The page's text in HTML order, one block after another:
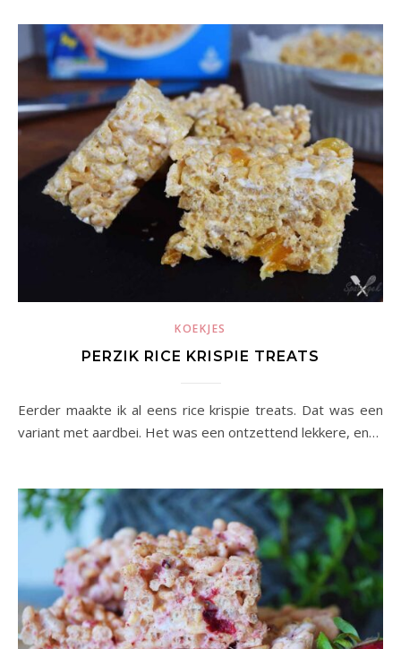
KOEKJES
PERZIK RICE KRISPIE TREATS
Eerder maakte ik al eens rice krispie treats. Dat was een
variant met aardbei. Het was een ontzettend lekkere, en…